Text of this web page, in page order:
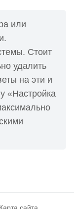
или
Стоит
удалить
на эти и
«Настройка
Карта сайта